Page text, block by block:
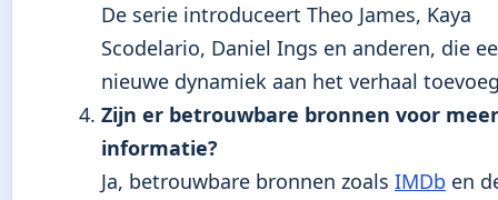
De serie introduceert Theo James, Kaya
Scodelario, Daniel Ings en anderen, die
nieuwe dynamiek aan het verhaal
Zijn er betrouwbare bronnen voor meer
informatie?
Ja, betrouwbare bronnen zoals IMDb en